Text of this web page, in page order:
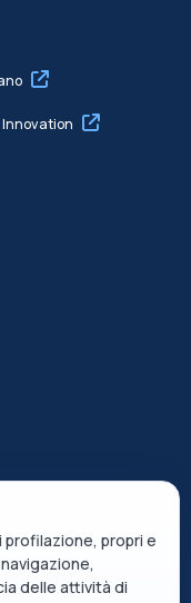
Innovation
dei datipropri e
delle attività di